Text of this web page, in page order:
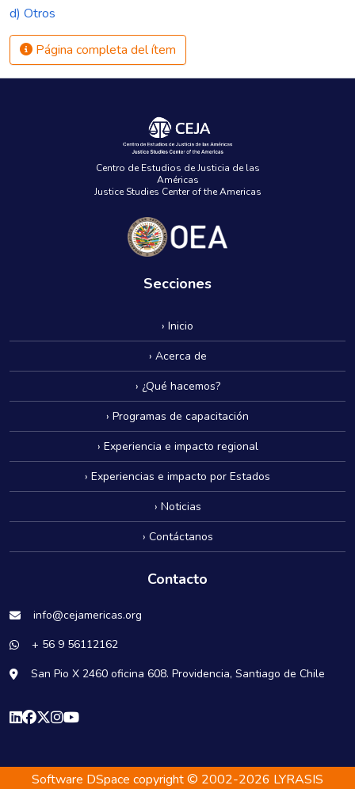
d) Otros
Página completa del ítem
Centro de Estudios de Justicia de las
Américas
Justice Studies Center of the Americas
Secciones
› Inicio
› Acerca de
› ¿Qué hacemos?
› Programas de capacitación
› Experiencia e impacto regional
› Experiencias e impacto por Estados
› Noticias
› Contáctanos
Contacto
info@cejamericas.org
+ 56 9 56112162
San Pio X 2460 oficina 608. Providencia, Santiago de Chile
Software DSpace copyright © 2002-2026 LYRASIS